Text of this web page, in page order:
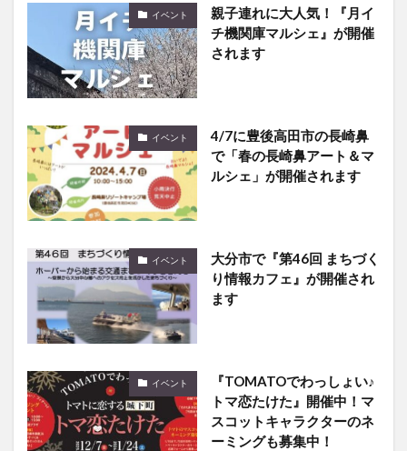
イベント
親子連れに大人気！『月イ
チ機関庫マルシェ』が開催
されます
イベント
4/7に豊後高田市の長崎鼻
で「春の長崎鼻アート＆マ
ルシェ」が開催されます
イベント
大分市で『第46回 まちづく
り情報カフェ』が開催され
ます
イベント
『TOMATOでわっしょい♪
トマ恋たけた』開催中！マ
スコットキャラクターのネ
ーミングも募集中！